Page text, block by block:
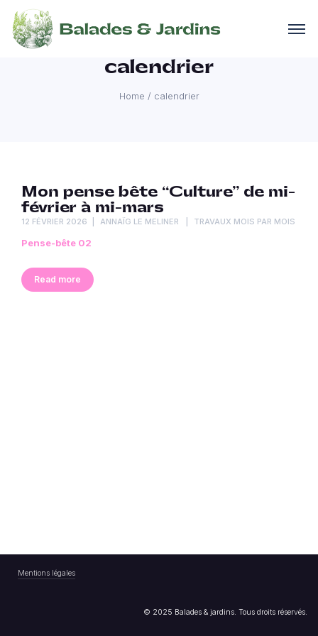
calendrier
Home / calendrier
Mon pense bête “Culture” de mi-
février à mi-mars
12 FÉVRIER 2026 ANNAÏG LE MELINER TRAVAUX MOIS PAR MOIS
Pense-bête 02
Read more
Mentions légales
© 2025 Balades & jardins. Tous droits réservés.